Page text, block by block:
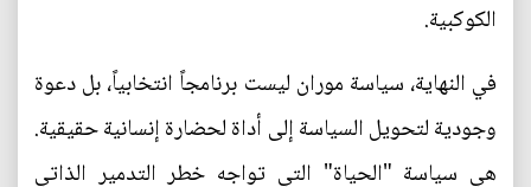
الكوكبية.
في النهاية، سياسة موران ليست برنامجاً انتخابياً، بل دعوة
وجودية لتحويل السياسة إلى أداة لحضارة إنسانية حقيقية.
هي سياسة "الحياة" التي تواجه خطر التدمير الذاتي